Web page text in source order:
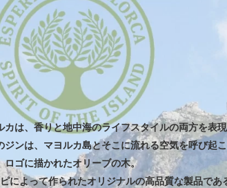
カは、香りと地中海のライフスタイルの両方を表現
ンは、マヨルカ島とそこに流れる空気を呼び起
ロゴに描かれたオリーブの木。
によって作られたオリジナルの高品質な製品であ